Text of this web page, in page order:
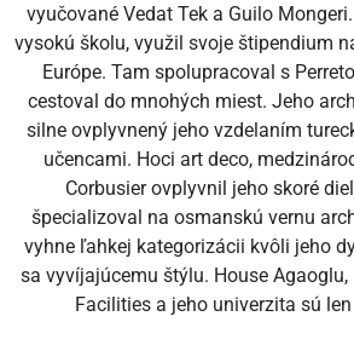
vyučované Vedat Tek a Guilo
vysokú školu, využil svoje štipendium
Európe. Tam spolupracoval s
cestoval do mnohých miest. Jeho
silne ovplyvnený jeho vzdelaním
učencami. Hoci art deco,
Corbusier ovplyvnil jeho skoré
špecializoval na osmanskú vernu
vyhne ľahkej kategorizácii kvôli jeho
sa vyvíjajúcemu štýlu. House
Facilities a jeho univerzita sú